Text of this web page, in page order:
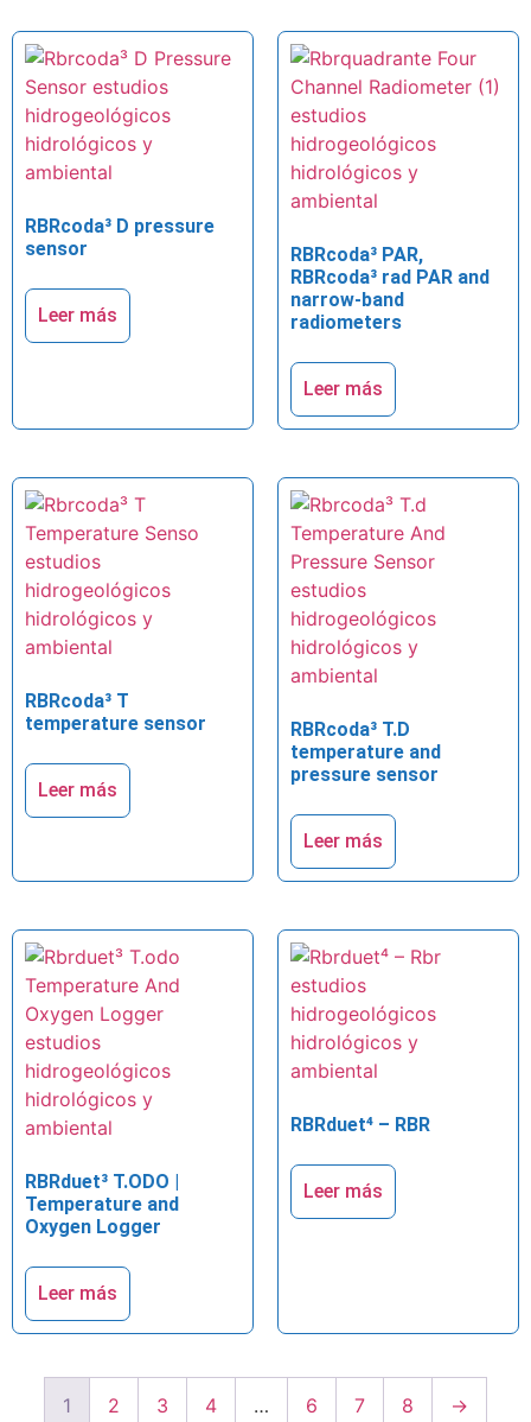
RBRcoda³ D pressure
sensor
Leer más
RBRcoda³ PAR,
RBRcoda³ rad PAR and
narrow-band
radiometers
Leer más
RBRcoda³ T
temperature sensor
Leer más
RBRcoda³ T.D
temperature and
pressure sensor
Leer más
RBRduet³ T.ODO |
Temperature and
Oxygen Logger
Leer más
RBRduet⁴ – RBR
Leer más
1 2 3 4 … 6 7 8 →